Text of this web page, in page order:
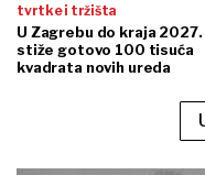
tvrtke i tržišta
U Zagrebu do kraja 2027.
stiže gotovo 100 tisuća
kvadrata novih ureda